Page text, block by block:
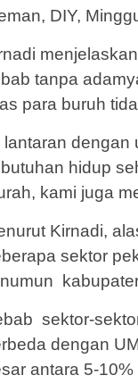
DIY,
tanpa
para buruh
lantaran dengan
hidup
kami juga
Kirnadi,
sektor
sektor-
dengan
antara 5-